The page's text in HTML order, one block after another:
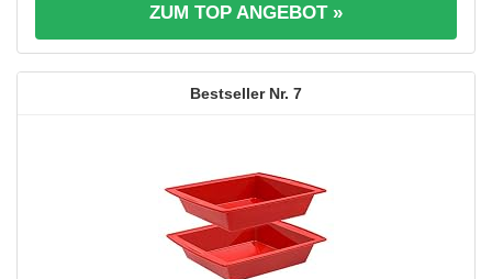
ZUM TOP ANGEBOT »
7